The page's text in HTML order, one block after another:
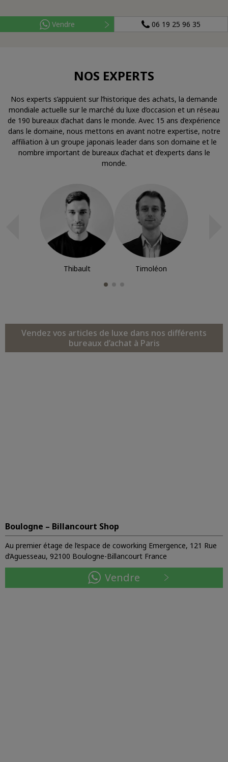
Vendre 06 19 25 96 35
NOS EXPERTS
Nos experts s’appuient sur l’historique des achats, la demande
mondiale actuelle sur le marché du luxe d’occasion et un réseau
de 190 bureaux d’achat dans le monde. Avec 15 ans d’expérience
dans le domaine, nous mettons en avant notre expertise, notre
affiliation à un groupe japonais leader dans son domaine et le
nombre important de bureaux d’achat et d’experts dans le
monde.
Thibault Timoléon
Vendez vos articles de luxe dans nos différents
bureaux d’achat à Paris
Boulogne – Billancourt Shop
Au premier étage de l’espace de coworking Emergence, 121 Rue
d’Aguesseau, 92100 Boulogne-Billancourt France
Vendre